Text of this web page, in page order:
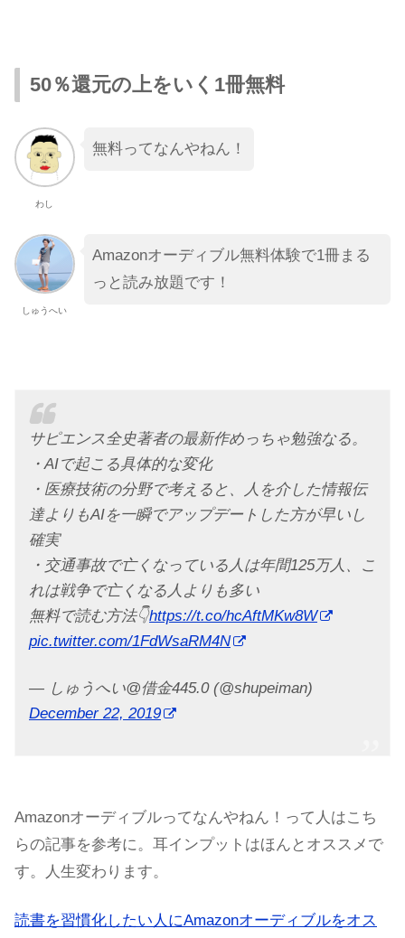
50％還元の上をいく1冊無料
わし
無料ってなんやねん！
しゅうへい
Amazonオーディブル無料体験で1冊まる
っと読み放題です！
サピエンス全史著者の最新作めっちゃ勉強なる。
・AIで起こる具体的な変化
・医療技術の分野で考えると、人を介した情報伝
達よりもAIを一瞬でアップデートした方が早いし
確実
・交通事故で亡くなっている人は年間125万人、こ
れは戦争で亡くなる人よりも多い
無料で読む方法👇https://t.co/hcAftMKw8W
pic.twitter.com/1FdWsaRM4N
— しゅうへい@借金445.0 (@shupeiman)
December 22, 2019
Amazonオーディブルってなんやねん！って人はこち
らの記事を参考に。耳インプットはほんとオススメで
す。人生変わります。
読書を習慣化したい人にAmazonオーディブルをオス